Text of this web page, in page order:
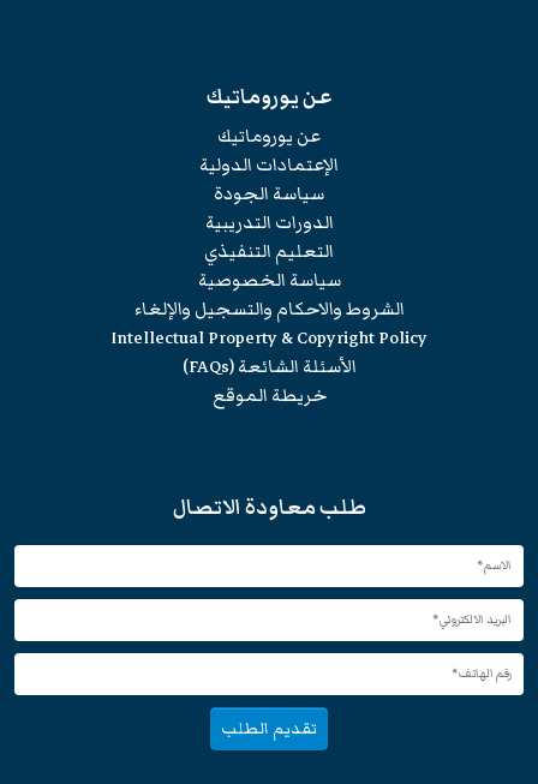
عن يوروماتيك
عن يوروماتيك
الإعتمادات الدولية
سياسة الجودة
الدورات التدريبية
التعليم التنفيذي
سياسة الخصوصية
الشروط والاحكام والتسجيل والإلغاء
Intellectual Property & Copyright Policy
الأسئلة الشائعة (FAQs)
خريطة الموقع
طلب معاودة الاتصال
تقديم الطلب